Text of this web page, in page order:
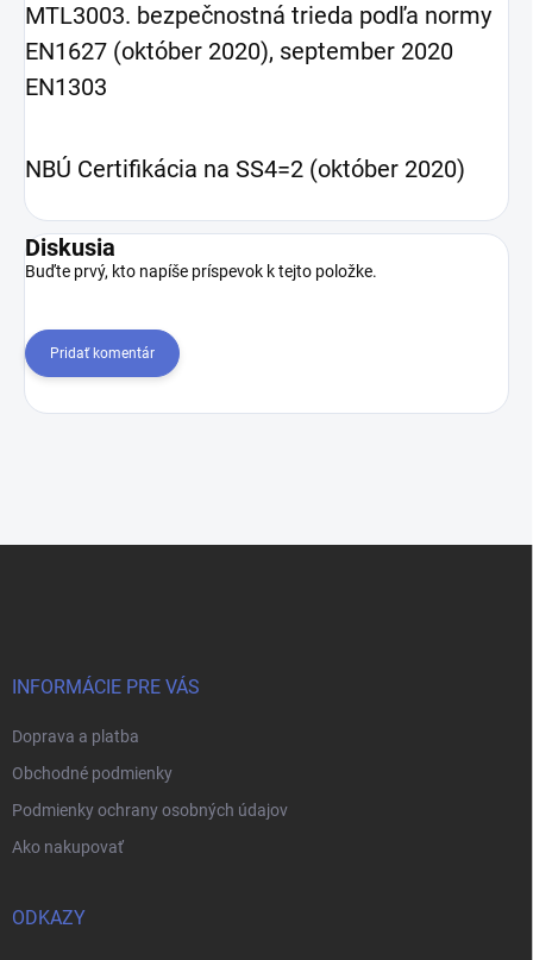
MTL3003. bezpečnostná trieda podľa normy
EN1627 (október 2020), september 2020
EN1303
NBÚ Certifikácia na SS4=2 (október 2020)
Diskusia
Buďte prvý, kto napíše príspevok k tejto položke.
Pridať komentár
INFORMÁCIE PRE VÁS
Doprava a platba
Obchodné podmienky
Podmienky ochrany osobných údajov
Ako nakupovať
ODKAZY